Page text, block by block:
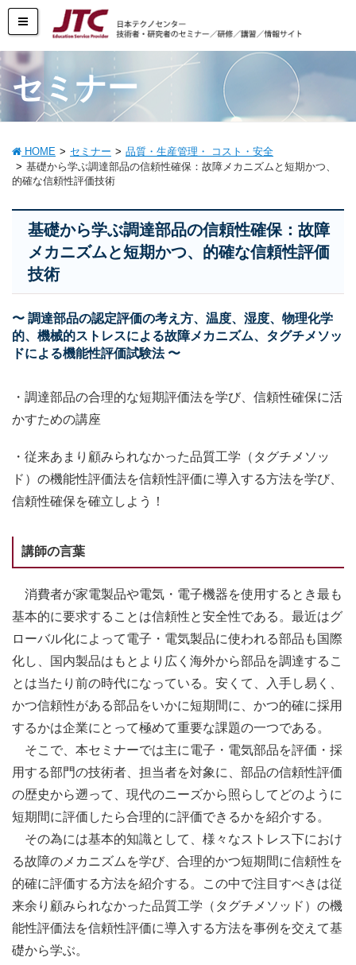
セミナー
HOME セミナー
品質・生産管理・ コスト・安全
基礎から学ぶ調達部品の信頼性確保：故障メカニズムと短期かつ、
的確な信頼性評価技術
基礎から学ぶ調達部品の信頼性確保：故障
メカニズムと短期かつ、的確な信頼性評価
技術
〜 調達部品の認定評価の考え方、温度、湿度、物理化学
的、機械的ストレスによる故障メカニズム、タグチメソッ
ドによる機能性評価試験法 〜
・調達部品の合理的な短期評価法を学び、信頼性確保に活
かすための講座
・従来あまり顧みられなかった品質工学（タグチメソッ
ド）の機能性評価法を信頼性評価に導入する方法を学び、
信頼性確保を確立しよう！
講師の言葉
消費者が家電製品や電気・電子機器を使用するとき最も
基本的に要求することは信頼性と安全性である。最近はグ
ローバル化によって電子・電気製品に使われる部品も国際
化し、国内製品はもとより広く海外から部品を調達するこ
とは当たり前の時代になっている。安くて、入手し易く、
かつ信頼性がある部品をいかに短期間に、かつ的確に採用
するかは企業にとって極めて重要な課題の一つである。
そこで、本セミナーでは主に電子・電気部品を評価・採
用する部門の技術者、担当者を対象に、部品の信頼性評価
の歴史から遡って、現代のニーズから照らしてどのように
短期間に評価したら合理的に評価できるかを紹介する。
その為には基本的知識として、様々なストレス下におけ
る故障のメカニズムを学び、合理的かつ短期間に信頼性を
的確に評価する方法を紹介する。この中で注目すべきは従
来余り顧みられなかった品質工学（タグチメソッド）の機
能性評価法を信頼性評価に導入する方法を事例を交えて基
礎から学ぶ。